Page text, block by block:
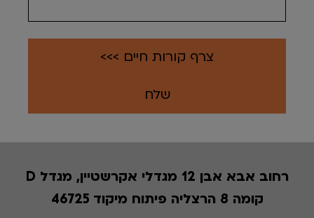
צרף קורות חיים >>>
רחוב אבא אבן 12 מגדלי אקרשטיין, מגדל D
קומה 8 הרצליה פיתוח מיקוד 46725